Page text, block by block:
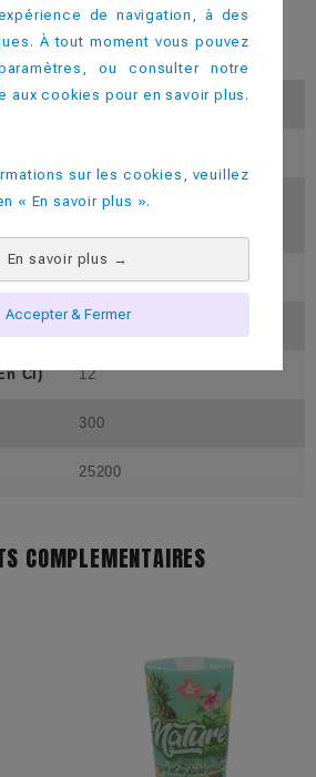
(expresso).
70
Mm)
M
11
Cl)
Cl) 12
300
25200
COMPLEMENTAIRES
de navigation, à des
À tout moment vous pouvez
ou consulter notre
aux cookies pour en savoir plus.
sur les cookies, veuillez
« En savoir plus ».
En savoir plus →
Accepter & Fermer